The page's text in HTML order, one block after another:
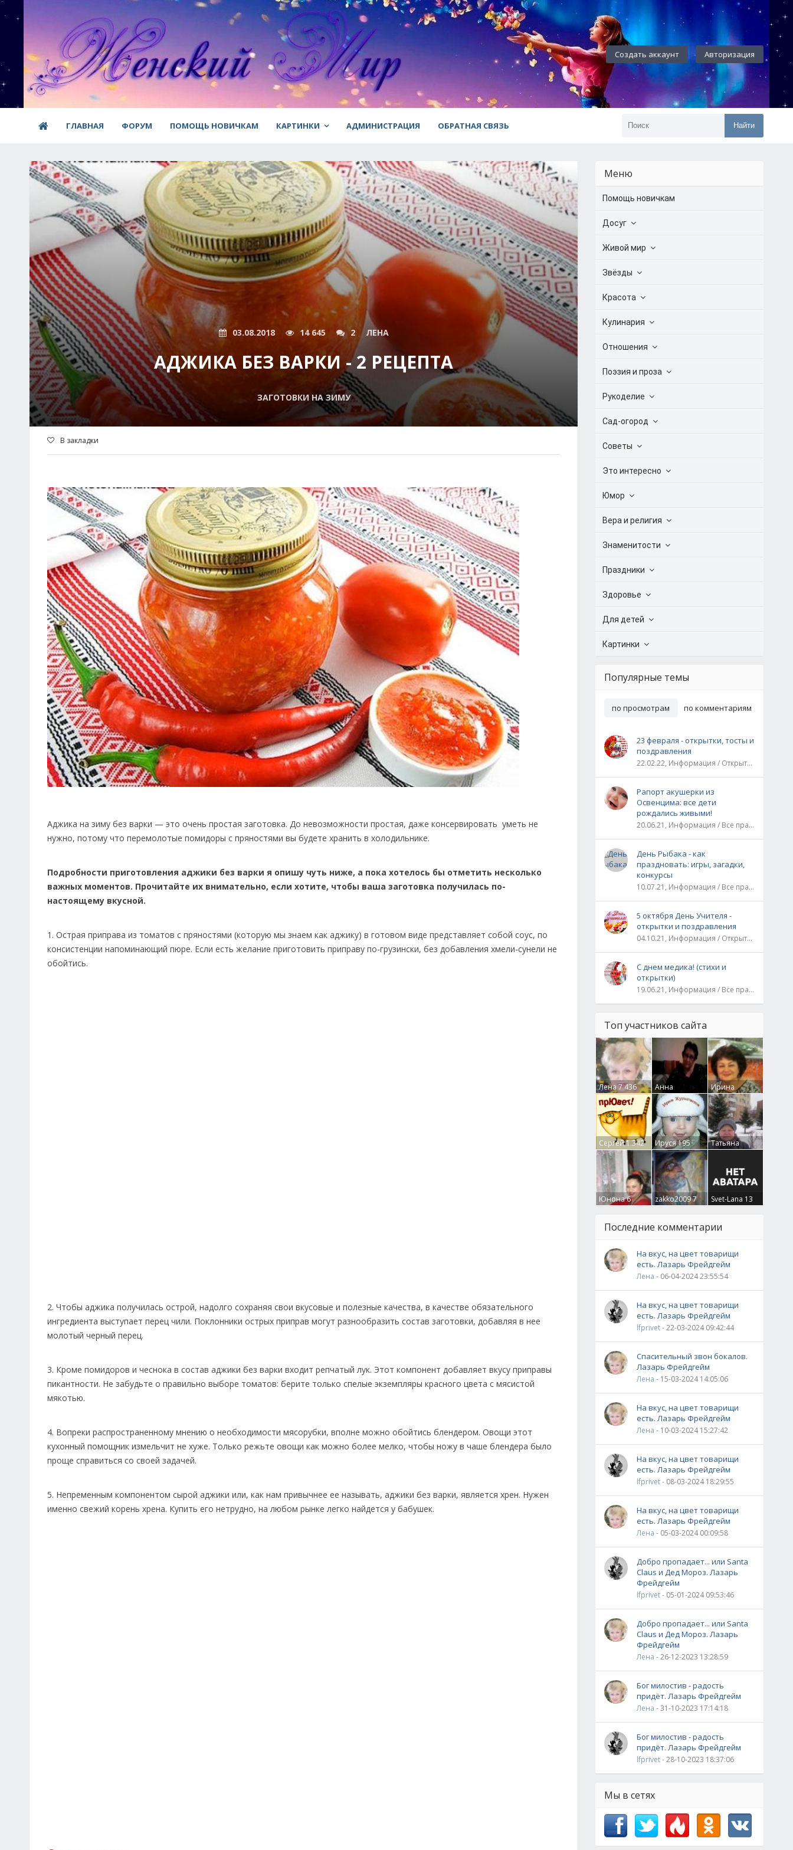
Создать аккаунт Авторизация
ГЛАВНАЯ ФОРУМ ПОМОЩЬ НОВИЧКАМ КАРТИНКИ АДМИНИСТРАЦИЯ ОБРАТНАЯ СВЯЗЬ Найти
03.08.2018 14 645 2 ЛЕНА
АДЖИКА БЕЗ ВАРКИ - 2 РЕЦЕПТА
ЗАГОТОВКИ НА ЗИМУ
В закладки
Аджика на зиму без варки — это очень простая заготовка. До невозможности простая, даже консервировать уметь не
нужно, потому что перемолотые помидоры с пряностями вы будете хранить в холодильнике.
Подробности приготовления аджики без варки я опишу чуть ниже, а пока хотелось бы отметить несколько
важных моментов. Прочитайте их внимательно, если хотите, чтобы ваша заготовка получилась по-
настоящему вкусной.
1. Острая приправа из томатов с пряностями (которую мы знаем как аджику) в готовом виде представляет собой соус, по
консистенции напоминающий пюре. Если есть желание приготовить приправу по-грузински, без добавления хмели-сунели не
обойтись.
2. Чтобы аджика получилась острой, надолго сохраняя свои вкусовые и полезные качества, в качестве обязательного
ингредиента выступает перец чили. Поклонники острых приправ могут разнообразить состав заготовки, добавляя в нее
молотый черный перец.
3. Кроме помидоров и чеснока в состав аджики без варки входит репчатый лук. Этот компонент добавляет вкусу приправы
пикантности. Не забудьте о правильно выборе томатов: берите только спелые экземпляры красного цвета с мясистой
мякотью.
4. Вопреки распространенному мнению о необходимости мясорубки, вполне можно обойтись блендером. Овощи этот
кухонный помощник измельчит не хуже. Только режьте овощи как можно более мелко, чтобы ножу в чаше блендера было
проще справиться со своей задачей.
5. Непременным компонентом сырой аджики или, как нам привычнее ее называть, аджики без варки, является хрен. Нужен
именно свежий корень хрена. Купить его нетрудно, на любом рынке легко найдется у бабушек.
Меню
Помощь новичкам
Досуг
Живой мир
Звёзды
Красота
Кулинария
Отношения
Поэзия и проза
Рукоделие
Сад-огород
Советы
Это интересно
Юмор
Вера и религия
Знаменитости
Праздники
Здоровье
Для детей
Картинки
Популярные темы
по просмотрам по комментариям
23 февраля - открытки, тосты и
поздравления
22.02.22, Информация / Открытки / Все праздники
Рапорт акушерки из
Освенцима: все дети
рождались живыми!
20.06.21, Информация / Все праздники / Рассказы и истории
День Рыбака - как
праздновать: игры, загадки,
конкурсы
10.07.21, Информация / Все праздники
5 октября День Учителя -
открытки и поздравления
04.10.21, Информация / Открытки / Все праздники
С днем медика! (стихи и
открытки)
19.06.21, Информация / Все праздники
Топ участников сайта
Лена7 436
Анна
Гумлевая0
Ирина
Бруцкая41
Сергей1 342 Ируся195
Татьяна
Крючкова0
Юнона6 zakko20097 Svet-Lana 13
Последние комментарии
На вкус, на цвет товарищи
есть. Лазарь Фрейдгейм
Лена - 06-04-2024 23:55:54
На вкус, на цвет товарищи
есть. Лазарь Фрейдгейм
lfprivet- 22-03-2024 09:42:44
Спасительный звон бокалов.
Лазарь Фрейдгейм
Лена - 15-03-2024 14:05:06
На вкус, на цвет товарищи
есть. Лазарь Фрейдгейм
Лена - 10-03-2024 15:27:42
На вкус, на цвет товарищи
есть. Лазарь Фрейдгейм
lfprivet- 08-03-2024 18:29:55
На вкус, на цвет товарищи
есть. Лазарь Фрейдгейм
Лена - 05-03-2024 00:09:58
Добро пропадает... или Santa
Claus и Дед Мороз. Лазарь
Фрейдгейм
lfprivet- 05-01-2024 09:53:46
Добро пропадает... или Santa
Claus и Дед Мороз. Лазарь
Фрейдгейм
Лена - 26-12-2023 13:28:59
Бог милостив - радость
придёт. Лазарь Фрейдгейм
Лена - 31-10-2023 17:14:18
Бог милостив - радость
придёт. Лазарь Фрейдгейм
lfprivet- 28-10-2023 18:37:06
Мы в сетях